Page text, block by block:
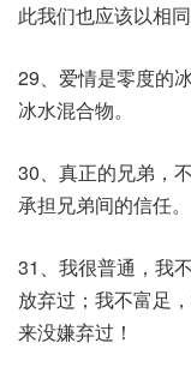
此我们也应该以相
29、爱情是零度的
冰水混合物。
30、真正的兄弟，
承担兄弟间的信任。
31、我很普通，我
放弃过；我不富足
来没嫌弃过！